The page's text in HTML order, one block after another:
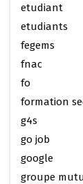
etudiant
etudiants
fegems
fnac
fo
formation
g4s
go job
google
groupe